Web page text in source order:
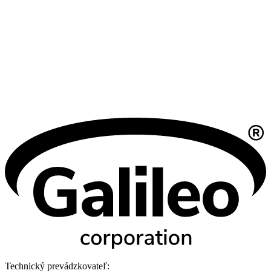
Technický prevádzkovateľ: